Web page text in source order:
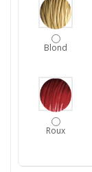
Blond
Roux